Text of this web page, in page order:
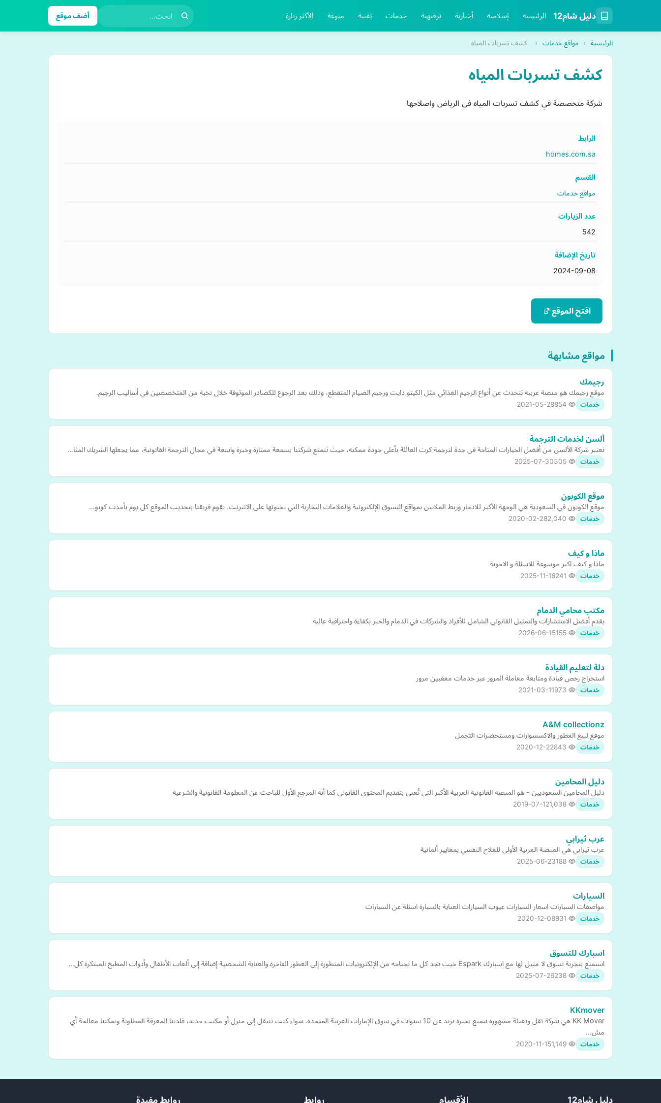
دليل شام12 الرئيسية إسلامية أخبارية ترفيهية خدمات تقنية منوعة الأكثر زيارة أضف موقع
الرئيسية › مواقع خدمات › كشف تسربات المياه
كشف تسربات المياه
شركة متخصصة في كشف تسربات المياه في الرياض واصلاحها
الرابط
homes.com.sa
القسم
مواقع خدمات
عدد الزيارات
542
تاريخ الإضافة
2024-09-08
افتح الموقع
مواقع مشابهة
رجيمك
موقع رجيمك هو منصة عربية تتحدث عن أنواع الرجيم الغذائي مثل الكيتو دايت ورجيم الصيام المتقطع، وذلك بعد الرجوع للكصادر الموثوقة خلال نخبة من المتخصصين في أساليب الرجيم.
خدمات 2021-05-28
ألسن لخدمات الترجمة
تعتبر شركة الألسن من أفضل الخيارات المتاحة فى جدة لترجمة كرت العائلة بأعلى جودة ممكنه، حيث تتمتع شركتنا بسمعة ممتازة وخبرة واسعة في مجال الترجمة القانونية، مما يجعلها الشريك المثا…
خدمات 2025-07-30
موقع الكوبون
موقع الكوبون في السعودية هي الوجهة الأكبر للادخار وربط الملايين بمواقع التسوق الإلكترونية والعلامات التجارية التي يحبونها على الانترنت. يقوم فريقنا بتحديث الموقع كل يوم بأحدث كوبو…
خدمات 2020-02-28
ماذا و كيف
ماذا و كيف اكبر موسوعة للاسئلة و الاجوبة
خدمات 2025-11-16
مكتب محامي الدمام
يقدم أفضل الاستشارات والتمثيل القانوني الشامل للأفراد والشركات في الدمام والخبر بكفاءة واحترافية عالية
خدمات 2026-06-15
دلة لتعليم القيادة
استخراج رخص قيادة ومتابعة معاملة المرور عبر خدمات معقبين مرور
خدمات 2021-03-11
A&M collectionz
موقع لبيع العطور والاكسسوارات ومستحضرات التجمل
خدمات 2020-12-22
دليل المحامين
دليل المحامين السعوديين - هو المنصة القانونية العربية الأكبر التي تُعنى بتقديم المحتوى القانوني كما أنه المرجع الأول للباحث عن المعلومة القانونية والشرعية
خدمات 2019-07-12
عرب ثيرابي
عرب ثيرابي هي المنصة العربية الأولى للعلاج النفسي بمعايير ألمانية
خدمات 2025-06-23
السيارات
مواصفات السيارات اسعار السيارات عيوب السيارات العناية بالسيارة اسئلة عن السيارات
خدمات 2020-12-08
اسبارك للتسوق
استمتع بتجربة تسوق لا مثيل لها مع اسبارك Espark حيث تجد كل ما تحتاجه من الإلكترونيات المتطورة إلى العطور الفاخرة والعناية الشخصية إضافة إلى ألعاب الأطفال وأدوات المطبخ المبتكرة كل…
خدمات 2025-07-26
KKmover
KK Mover هي شركة نقل وتعبئة مشهورة تتمتع بخبرة تزيد عن 10 سنوات في سوق الإمارات العربية المتحدة. سواء كنت تنتقل إلى منزل أو مكتب جديد، فلدينا المعرفة المطلوبة ويمكننا معالجة أي
مش…
خدمات 2020-11-15
دليل شام12 الأقسام روابط روابط مفيدة